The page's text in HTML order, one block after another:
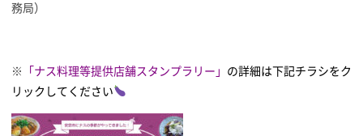
務局）
※ 「ナス料理等提供店舗スタンプラリー」 の詳細は下記チラシをク
リックしてください